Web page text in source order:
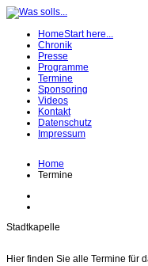
HomeStart here...
Chronik
Presse
Programme
Termine
Sponsoring
Videos
Kontakt
Datenschutz
Impressum
Home
Termine
Stadtkapelle
Hier finden Sie alle Termine für